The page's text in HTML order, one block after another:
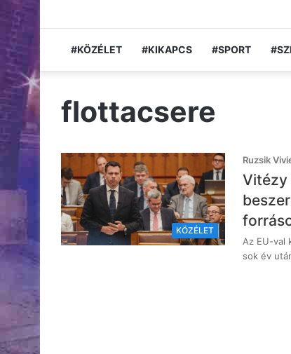
#KÖZÉLET #KIKAPCS #SPORT
flottacsere
KÖZÉLET
Ruzsik
Az EU-val
sok év